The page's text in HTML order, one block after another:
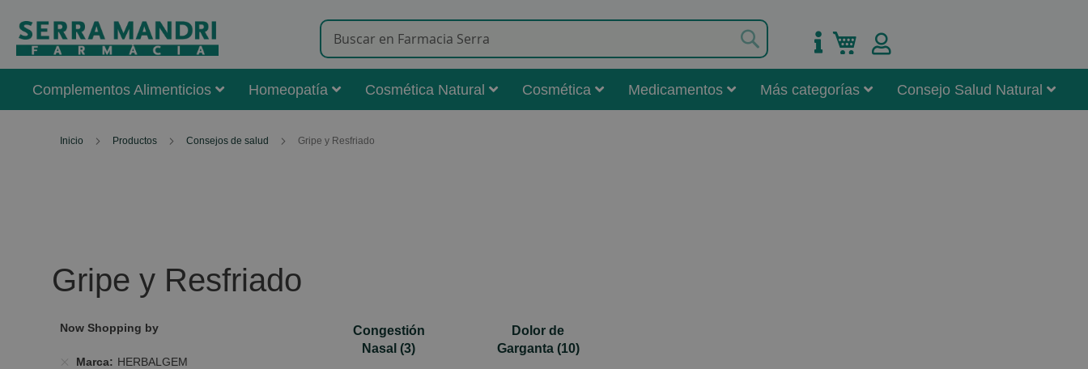
Mi carrito
Complementos Alimenticios Homeopatía Cosmética Natural Cosmética Medicamentos Más categorías Consejo Salud Natural
Inicio Productos Consejos de salud Gripe y Resfriado
Gripe y Resfriado
Now Shopping by
Marca HERBALGEM
Congestión
Nasal (3)
Dolor de
Garganta (10)